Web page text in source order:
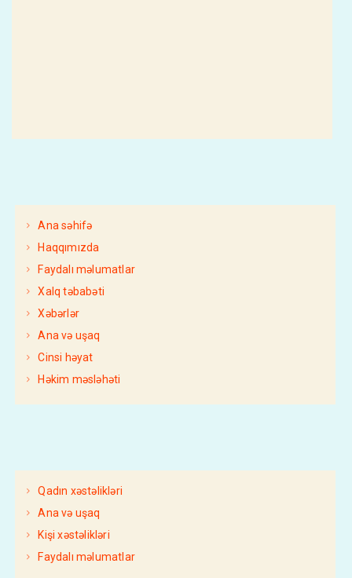
Ana səhifə
Haqqımızda
Faydalı məlumatlar
Xalq təbabəti
Xəbərlər
Ana və uşaq
Cinsi həyat
Həkim məsləhəti
Qadın xəstəlikləri
Ana və uşaq
Kişi xəstəlikləri
Faydalı məlumatlar